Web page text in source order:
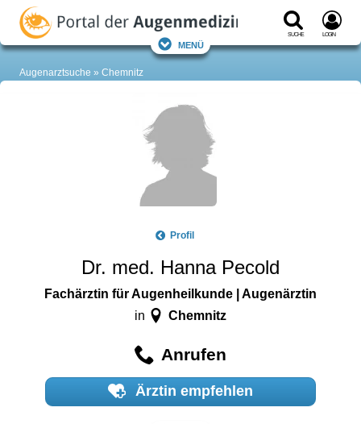
Suche Login
Menü
Augenarztsuche Chemnitz
Profil
Dr. med. Hanna Pecold
Fachärztin für Augenheilkunde | Augenärztin
in Chemnitz
Anrufen
Ärztin empfehlen